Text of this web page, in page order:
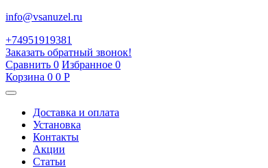
info@vsanuzel.ru
+74951919381
Заказать обратный звонок!
Сравнить 0 Избранное 0
Корзина 0 0 Р
Доставка и оплата
Установка
Контакты
Акции
Статьи